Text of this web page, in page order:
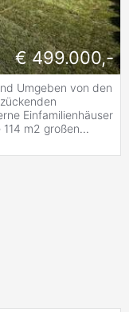
€ 499.000,-
Umgeben von den
Einfamilienhäuser
m2 großen...